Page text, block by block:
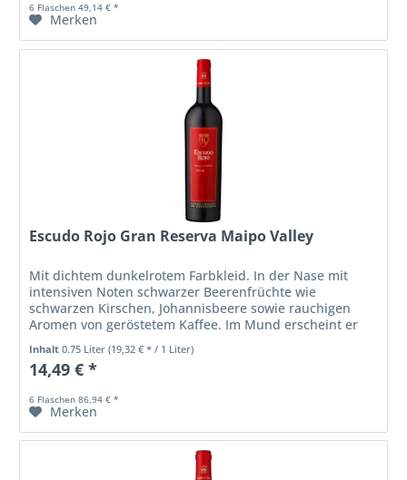
6 Flaschen 49,14 € *
Merken
Escudo Rojo Gran Reserva Maipo Valley
Mit dichtem dunkelrotem Farbkleid. In der Nase mit
intensiven Noten schwarzer Beerenfrüchte wie
schwarzen Kirschen, Johannisbeere sowie rauchigen
Aromen von geröstetem Kaffee. Im Mund erscheint er
Inhalt0.75 Liter(19,32 € * / 1 Liter)
14,49 € *
6 Flaschen 86,94 € *
Merken